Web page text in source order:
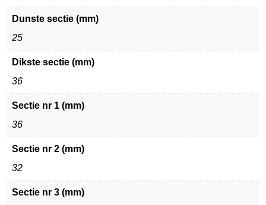
Dunste sectie (mm)
25
Dikste sectie (mm)
36
Sectie nr 1 (mm)
36
Sectie nr 2 (mm)
32
Sectie nr 3 (mm)